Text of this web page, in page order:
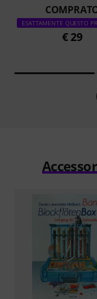
ESATTAMENTE QUESTO
€ 29